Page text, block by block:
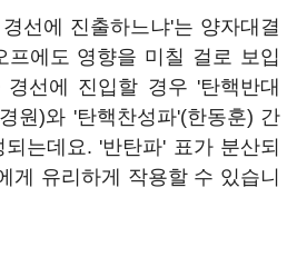
선에 진출하느냐'는 양자대결
프에도 영향을 미칠 걸로 보입
선에 진입할 경우 '탄핵반대
원)와 '탄핵찬성파'(한동훈) 간
는데요. '반탄파' 표가 분산되
게 유리하게 작용할 수 있습니